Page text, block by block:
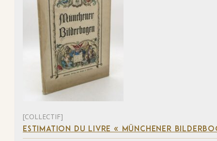
[COLLECTIF]
ESTIMATION DU LIVRE « MÜNCHENER